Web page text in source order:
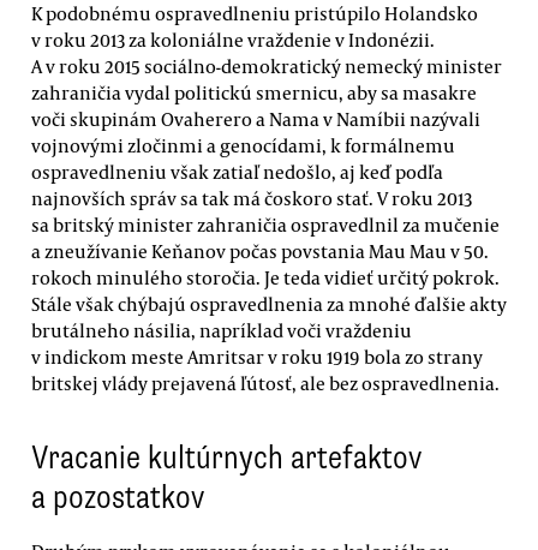
K podobnému ospravedlneniu pristúpilo Holandsko
v roku 2013 za koloniálne vraždenie v Indonézii.
A v roku 2015 sociálno-demokratický nemecký minister
zahraničia vydal politickú smernicu, aby sa masakre
voči skupinám Ovaherero a Nama v Namíbii nazývali
vojnovými zločinmi a genocídami, k formálnemu
ospravedlneniu však zatiaľ nedošlo, aj keď podľa
najnovších správ sa tak má čoskoro stať. V roku 2013
sa britský minister zahraničia ospravedlnil za mučenie
a zneužívanie Keňanov počas povstania Mau Mau v 50.
rokoch minulého storočia. Je teda vidieť určitý pokrok.
Stále však chýbajú ospravedlnenia za mnohé ďalšie akty
brutálneho násilia, napríklad voči vraždeniu
v indickom meste Amritsar v roku 1919 bola zo strany
britskej vlády prejavená ľútosť, ale bez ospravedlnenia.
Vracanie kultúrnych artefaktov
a pozostatkov